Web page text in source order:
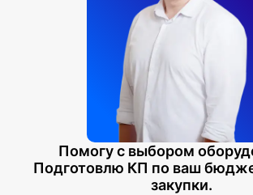
Помогу с выбором
Подготовлю КП по ваш
закупки.